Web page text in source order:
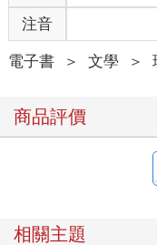
我的出生，已經就是完
還是半熟呢，距離全熟
什麼早已有了穩定根基
不必重新活一次二十幾
著過往的經驗、所有我
經驗著每一天的變化。
注音
電子書 ＞ 文學 ＞
商品評價
相關主題